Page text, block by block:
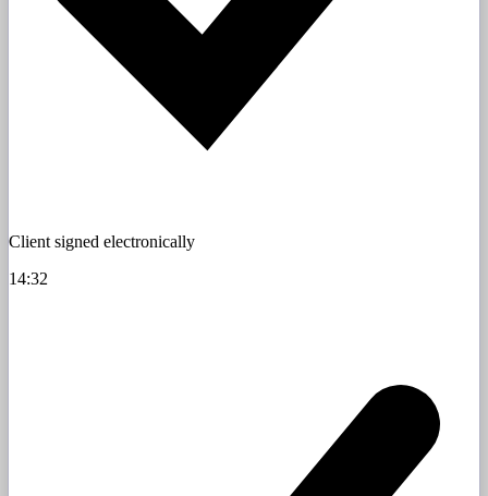
Client signed electronically
14:32